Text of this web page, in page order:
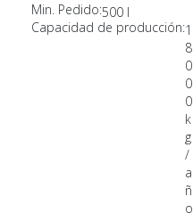
Min. Pedido:500 l
Capacidad de producción:1
8
0
0
0
k
g
/
a
ñ
o